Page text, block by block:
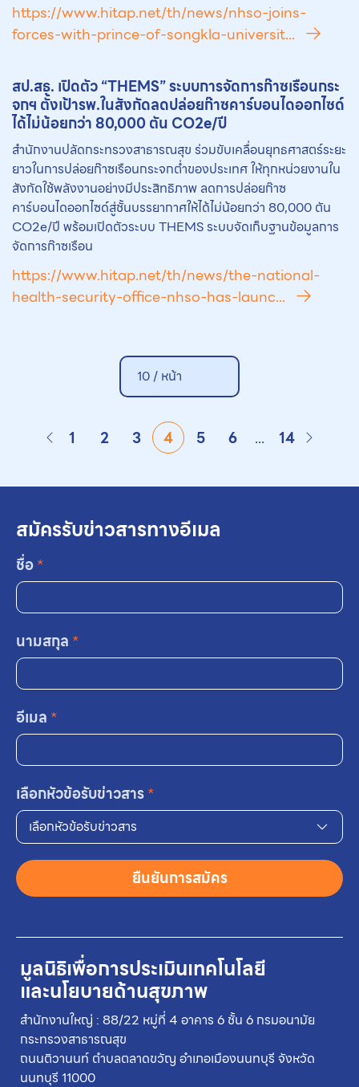
https://www.hitap.net/th/news/nhso-joins-
forces-with-prince-of-songkla-universit...
สป.สธ. เปิดตัว “THEMS” ระบบการจัดการก๊าซเรือนกระ
จกฯ ตั้งเป้ารพ.ในสังกัดลดปล่อยก๊าซคาร์บอนไดออกไซด์
ได้ไม่น้อยกว่า 80,000 ตัน CO2e/ปี
สำนักงานปลัดกระทรวงสาธารณสุข ร่วมขับเคลื่อนยุทธศาสตร์ระยะ
ยาวในการปล่อยก๊าซเรือนกระจกต่ำของประเทศ ให้ทุกหน่วยงานใน
สังกัดใช้พลังงานอย่างมีประสิทธิภาพ ลดการปล่อยก๊าซ
คาร์บอนไดออกไซด์สู่ชั้นบรรยากาศให้ได้ไม่น้อยกว่า 80,000 ตัน
CO2e/ปี พร้อมเปิดตัวระบบ THEMS ระบบจัดเก็บฐานข้อมูลการ
จัดการก๊าซเรือน
https://www.hitap.net/th/news/the-national-
health-security-office-nhso-has-launc...
10 / หน้า
1 2 3 4 5 6 ... 14
มูลนิธิเพื่อการประเมินเทคโนโลยี
และนโยบายด้านสุขภาพ
สำนักงานใหญ่ : 88/22 หมู่ที่ 4 อาคาร 6 ชั้น 6 กรมอนามัย
กระทรวงสาธารณสุข
ถนนติวานนท์ ตำบลตลาดขวัญ อำเภอเมืองนนทบุรี จังหวัด
นนทบุรี 11000
สมัครรับข่าวสารทางอีเมล
ชื่อ*
นามสกุล *
อีเมล *
เลือกหัวข้อรับข่าวสาร*
เลือกหัวข้อรับข่าวสาร
ยืนยันการสมัคร